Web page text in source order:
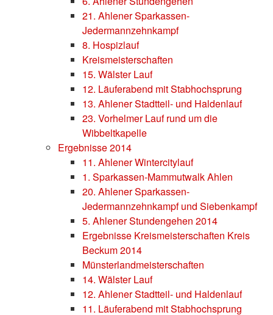
21. Ahlener Sparkassen-
Jedermannzehnkampf
8. Hospizlauf
Kreismeisterschaften
15. Wälster Lauf
12. Läuferabend mit Stabhochsprung
13. Ahlener Stadtteil- und Haldenlauf
23. Vorhelmer Lauf rund um die
Wibbeltkapelle
Ergebnisse 2014
11. Ahlener Wintercitylauf
1. Sparkassen-Mammutwalk Ahlen
20. Ahlener Sparkassen-
Jedermannzehnkampf und Siebenkampf
5. Ahlener Stundengehen 2014
Ergebnisse Kreismeisterschaften Kreis
Beckum 2014
Münsterlandmeisterschaften
14. Wälster Lauf
12. Ahlener Stadtteil- und Haldenlauf
11. Läuferabend mit Stabhochsprung